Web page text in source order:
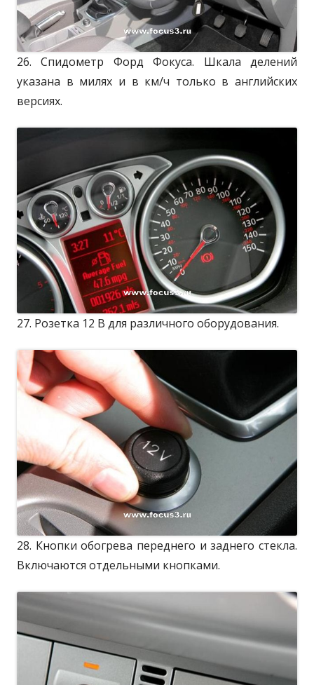
26. Спидометр Форд Фокуса. Шкала делений
указана в милях и в км/ч только в английских
версиях.
27. Розетка 12 В для различного оборудования.
28. Кнопки обогрева переднего и заднего стекла.
Включаются отдельными кнопками.